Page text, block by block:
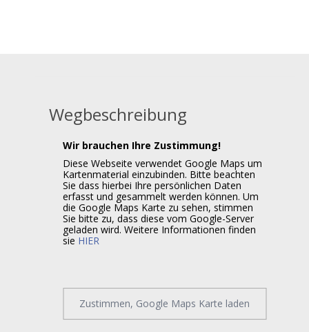
Wegbeschreibung
Wir brauchen Ihre Zustimmung!
Diese Webseite verwendet Google Maps um
Kartenmaterial einzubinden. Bitte beachten
Sie dass hierbei Ihre persönlichen Daten
erfasst und gesammelt werden können. Um
die Google Maps Karte zu sehen, stimmen
Sie bitte zu, dass diese vom Google-Server
geladen wird. Weitere Informationen finden
sie HIER
Zustimmen, Google Maps Karte laden